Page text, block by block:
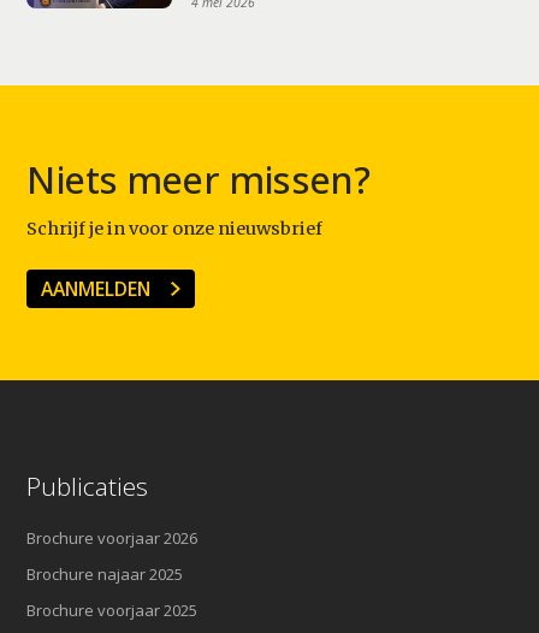
Niets meer missen?
Schrijf je in voor onze nieuwsbrief
AANMELDEN
Publicaties
Brochure voorjaar 2026
Brochure najaar 2025
Brochure voorjaar 2025